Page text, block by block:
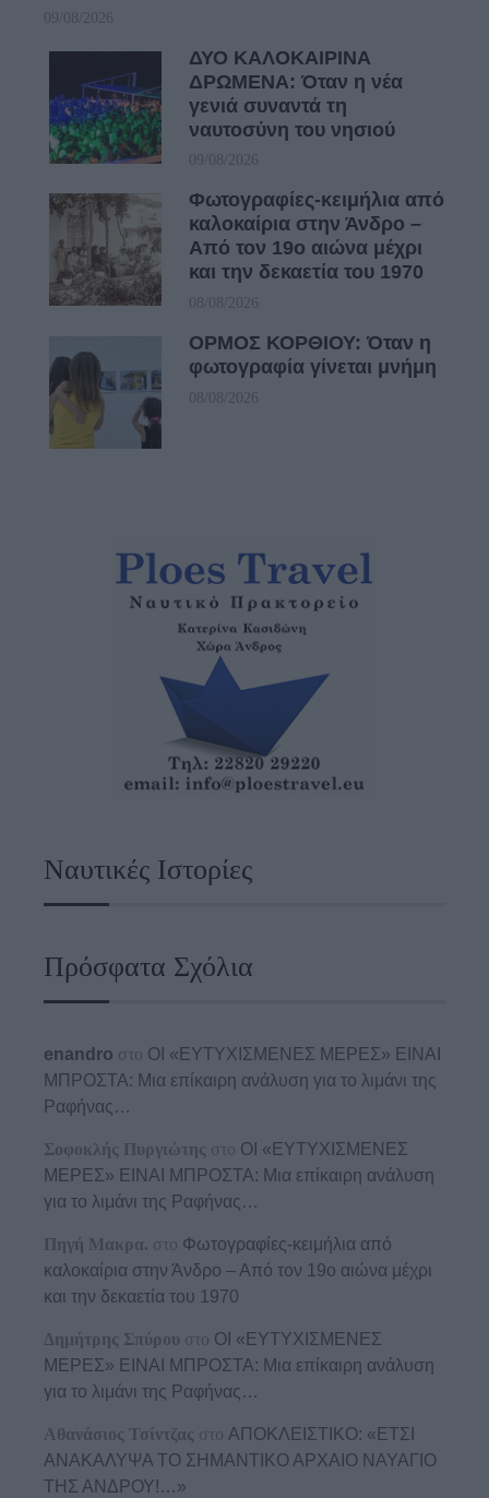
09/08/2026
ΔΥΟ ΚΑΛΟΚΑΙΡΙΝΑ
ΔΡΩΜΕΝΑ: Όταν η νέα
γενιά συναντά τη
ναυτοσύνη του νησιού
09/08/2026
Φωτογραφίες-κειμήλια από
καλοκαίρια στην Άνδρο –
Από τον 19ο αιώνα μέχρι
και την δεκαετία του 1970
08/08/2026
ΟΡΜΟΣ ΚΟΡΘΙΟΥ: Όταν η
φωτογραφία γίνεται μνήμη
08/08/2026
Ναυτικές Ιστορίες
Πρόσφατα Σχόλια
enandro στο ΟΙ «ΕΥΤΥΧΙΣΜΕΝΕΣ ΜΕΡΕΣ» ΕΙΝΑΙ
ΜΠΡΟΣΤΑ: Μια επίκαιρη ανάλυση για το λιμάνι της
Ραφήνας…
Σοφοκλής Πυργιώτης στο ΟΙ «ΕΥΤΥΧΙΣΜΕΝΕΣ
ΜΕΡΕΣ» ΕΙΝΑΙ ΜΠΡΟΣΤΑ: Μια επίκαιρη ανάλυση
για το λιμάνι της Ραφήνας…
Πηγή Μακρα. στο Φωτογραφίες-κειμήλια από
καλοκαίρια στην Άνδρο – Από τον 19ο αιώνα μέχρι
και την δεκαετία του 1970
Δημήτρης Σπύρου στο ΟΙ «ΕΥΤΥΧΙΣΜΕΝΕΣ
ΜΕΡΕΣ» ΕΙΝΑΙ ΜΠΡΟΣΤΑ: Μια επίκαιρη ανάλυση
για το λιμάνι της Ραφήνας…
Αθανάσιος Τσίντζας στο ΑΠΟΚΛΕΙΣΤΙΚΟ: «ΕΤΣΙ
ΑΝΑΚΑΛΥΨΑ ΤΟ ΣΗΜΑΝΤΙΚΟ ΑΡΧΑΙΟ ΝΑΥΑΓΙΟ
ΤΗΣ ΑΝΔΡΟΥ!…»